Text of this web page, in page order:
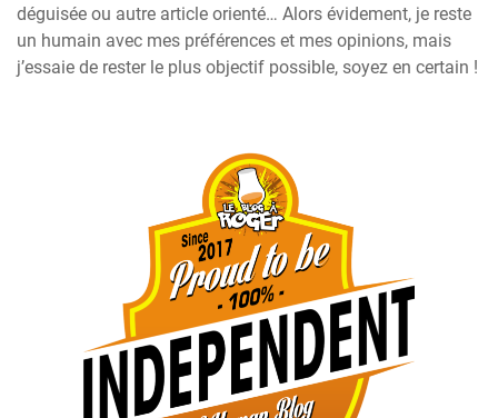
déguisée ou autre article orienté… Alors évidement, je reste
un humain avec mes préférences et mes opinions, mais
j’essaie de rester le plus objectif possible, soyez en certain !